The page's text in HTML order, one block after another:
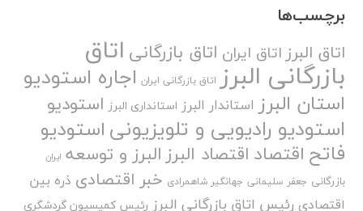
برچسب‌ها
اتاق البرزاتاق ایران اتاق بازرگانی اتاق
بازرگانی البرز اتاق بازرگانی ایران اجاره استودیو
استان البرز استاندار البرز استانداری البرز استودیو
استودیو رادیویی و تلویزیونیاستودیو
فاتح اقتصاد اقتصاد البرزالبرز و توسعه ایران
بازرگانی جعفر سلیمانی جهانگیر شاهمرادی خبر اقتصادی ذره بین
اقتصادی رئیس اتاق بازرگانی البرز رئیس کمیسیون گردشگری